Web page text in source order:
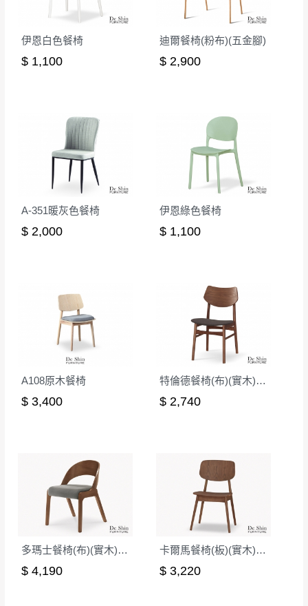
伊恩白色餐椅
$ 1,100
迪爾餐椅(粉布)(五金腳)
$ 2,900
A-351暖灰色餐椅
$ 2,000
伊恩綠色餐椅
$ 1,100
A108原木餐椅
$ 3,400
特倫德餐椅(布)(實木)(MI-469)
$ 2,740
多瑪士餐椅(布)(實木)(MI-836)
$ 4,190
卡爾馬餐椅(板)(實木)(MI-981)
$ 3,220